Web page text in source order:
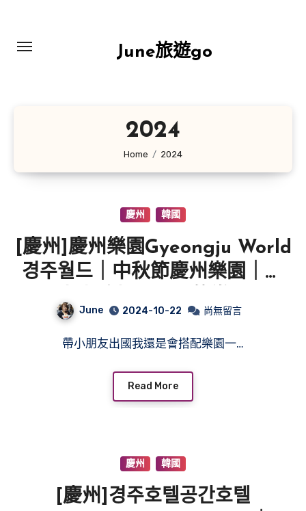
content
June旅遊go
2024
Home 2024
慶州 韓國
[慶州]慶州樂園Gyeongju World
경주월드｜中秋節慶州樂園｜大
人小孩都可以玩的樂園
June 2024-10-22 尚無留言
帶小朋友出國我還是會搭配樂園一…
Read More
慶州 韓國
[慶州]경주호텔공간호텔